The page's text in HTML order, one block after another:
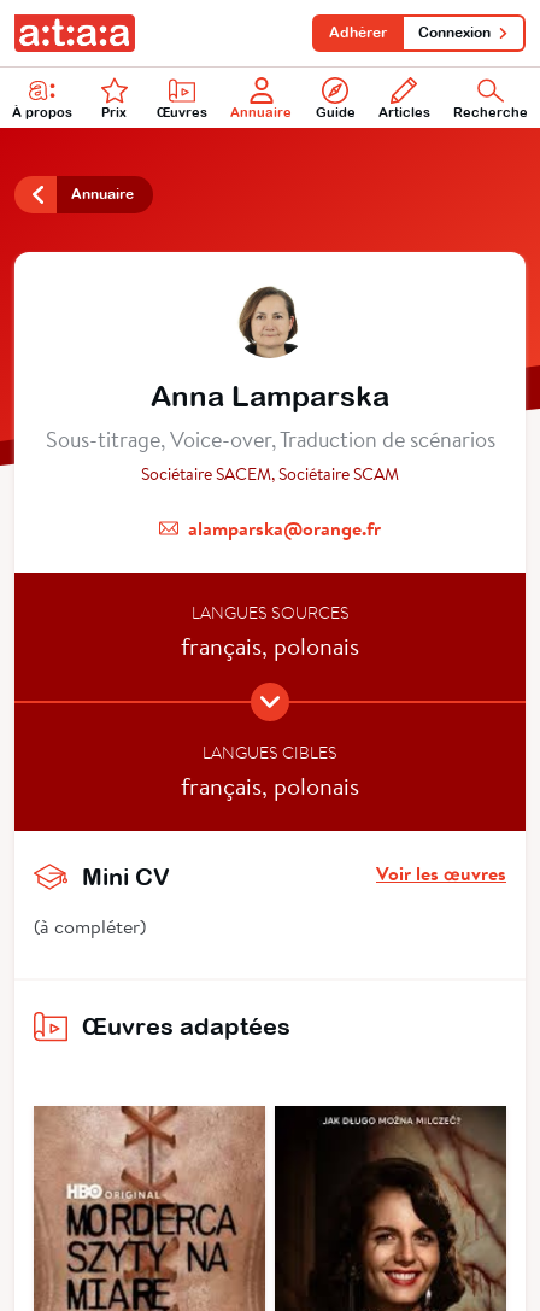
À propos Prix Œuvres Annuaire Guide Articles Recherche
Adhérer Connexion
Annuaire
Anna Lamparska
Sous-titrage, Voice-over, Traduction de scénarios
Sociétaire SACEM, Sociétaire SCAM
alamparska@orange.fr
LANGUES SOURCES
français, polonais
LANGUES CIBLES
français, polonais
Mini CV Voir les œuvres
(à compléter)
Œuvres adaptées